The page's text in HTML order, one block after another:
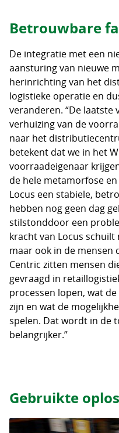
Betrouwbare
De integratie met een
aansturing van nieuwe
herinrichting van het
logistieke operatie en
veranderen. “De
verhuizing van de
naar het
betekent dat we in het
voorraadeigenaar
de hele metamorfose
Locus een stabiele,
hebben nog geen dag
stilstonddoor een
kracht van Locus
maar ook in de mensen
Centric zitten mensen
gevraagd in
processen lopen, wat
zijn en wat de
spelen. Dat wordt in de
belangrijker.”
Gebruikte